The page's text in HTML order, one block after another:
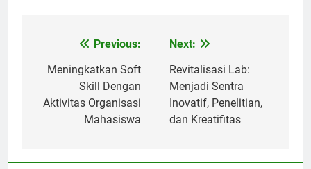
navigation
Previous:
Meningkatkan Soft
Skill Dengan
Aktivitas Organisasi
Mahasiswa
Next:
Revitalisasi Lab:
Menjadi Sentra
Inovatif, Penelitian,
dan Kreatifitas